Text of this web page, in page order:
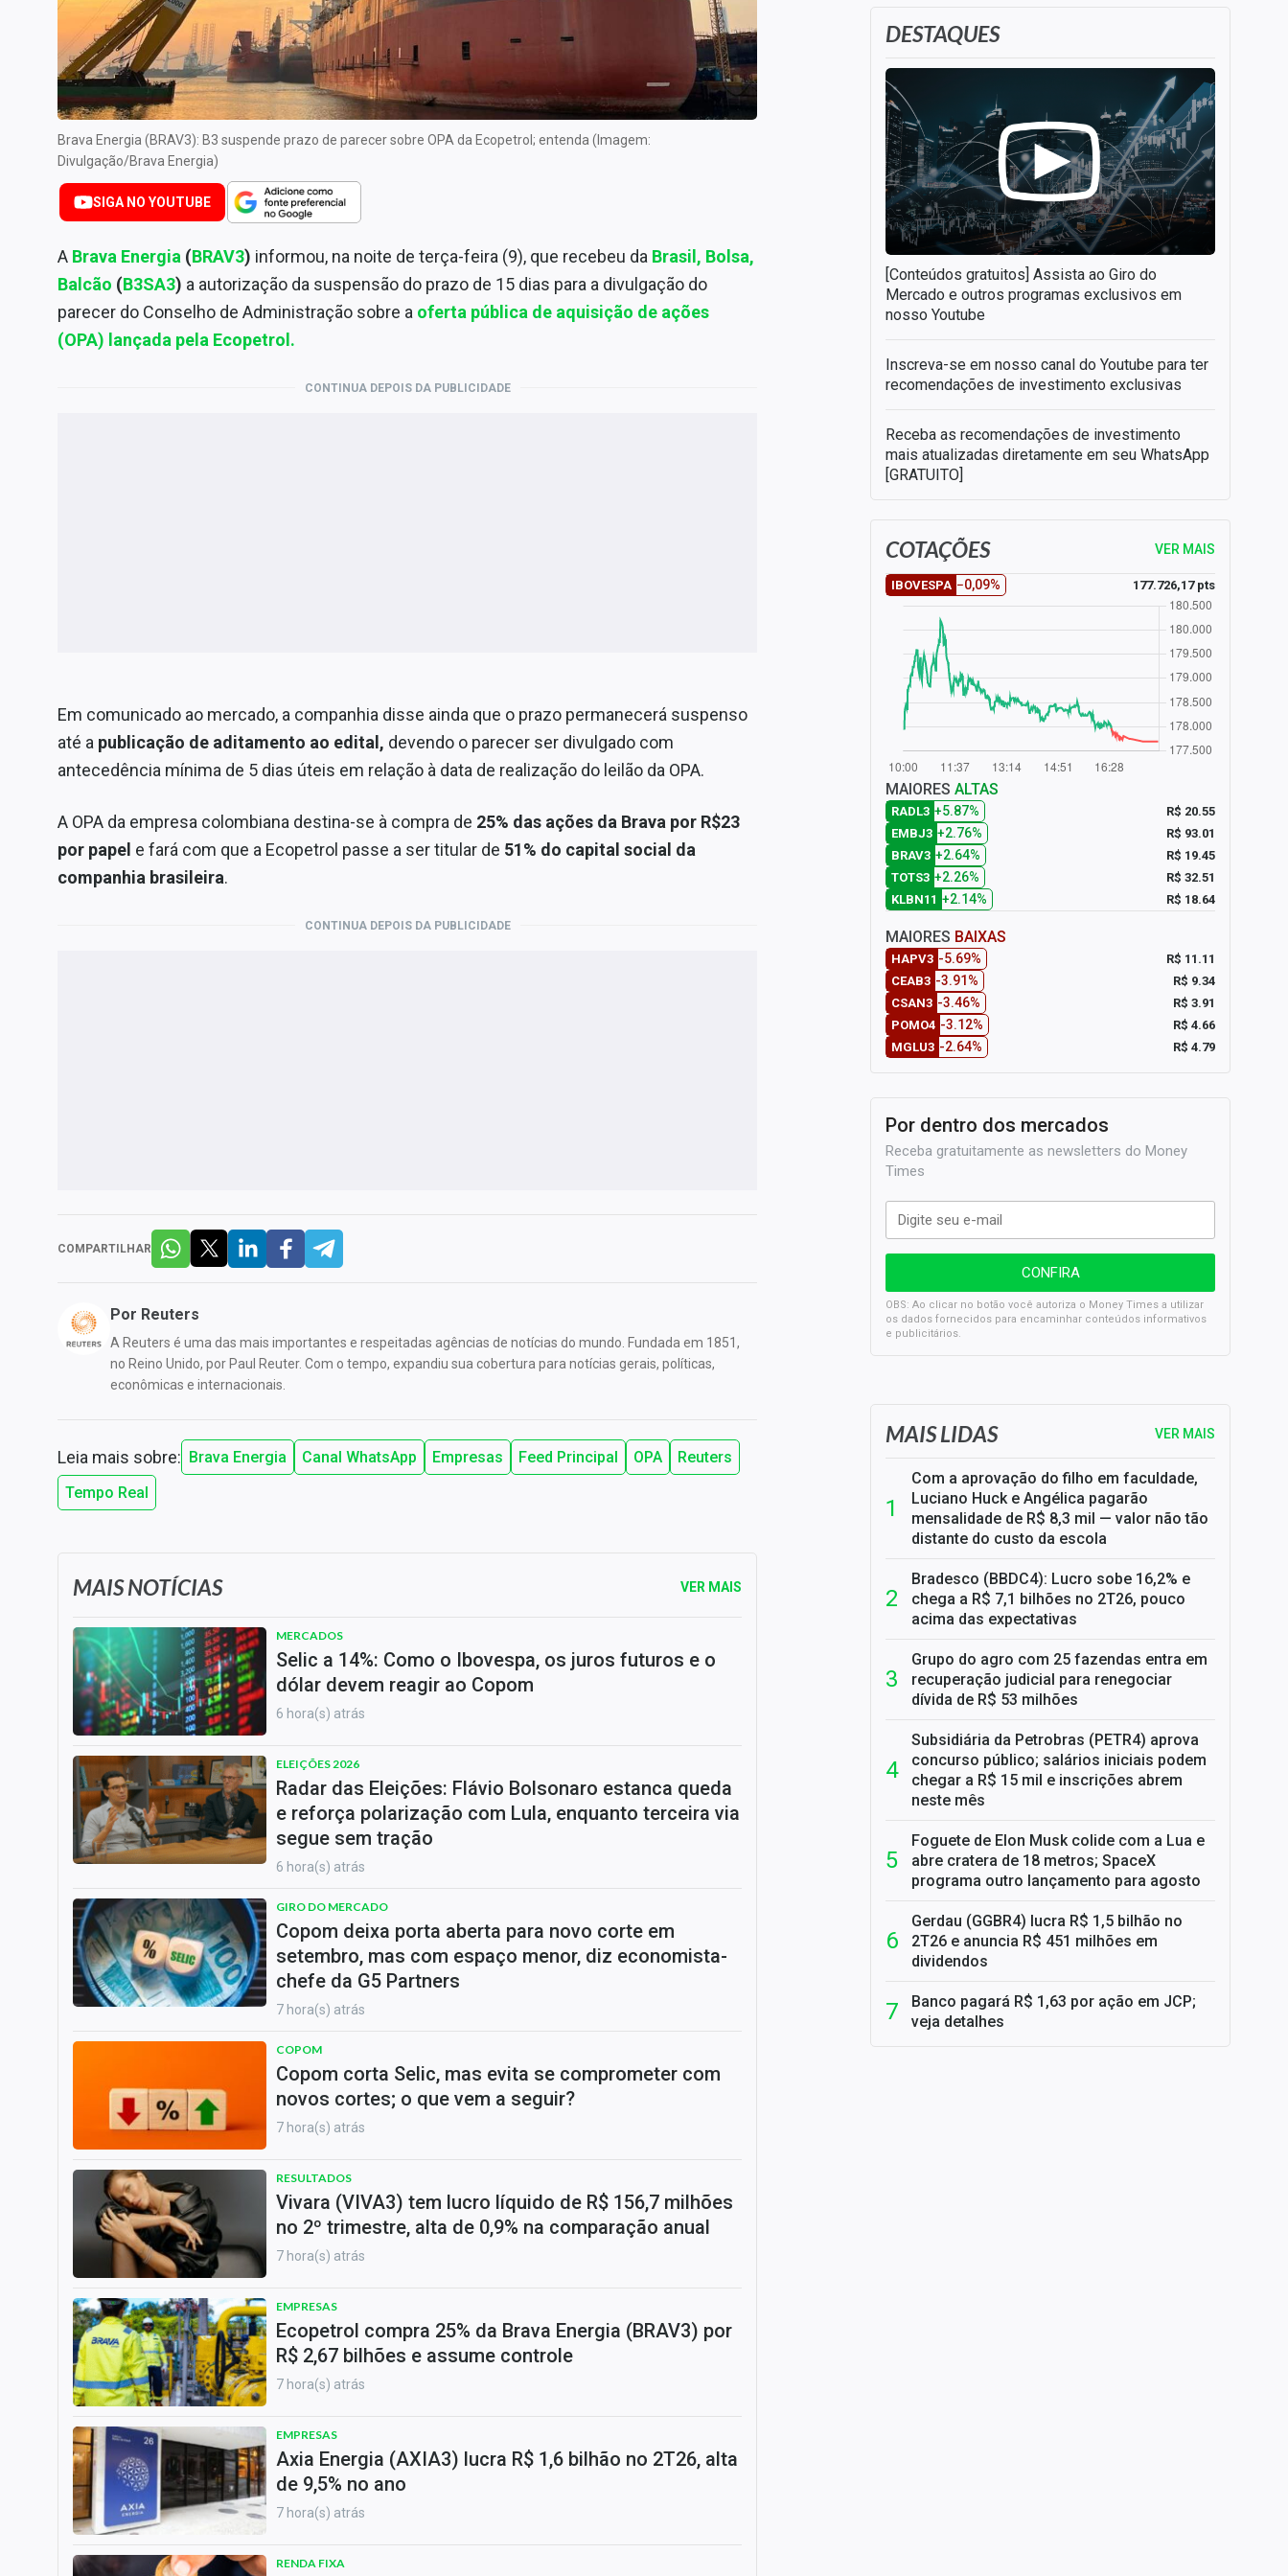
Especiais
Internacional
Marketing
Tecnologia
Conteúdo de Marca
Expediente
Brava Energia (BRAV3): B3 suspende prazo de parecer sobre OPA da Ecopetrol; entenda (Imagem:
Divulgação/Brava Energia)
SIGA NO YOUTUBE
A Brava Energia (BRAV3) informou, na noite de terça-feira (9), que recebeu da Brasil, Bolsa,
Balcão (B3SA3) a autorização da suspensão do prazo de 15 dias para a divulgação do
parecer do Conselho de Administração sobre a oferta pública de aquisição de ações
(OPA) lançada pela Ecopetrol.
CONTINUA DEPOIS DA PUBLICIDADE
Em comunicado ao mercado, a companhia disse ainda que o prazo permanecerá suspenso
até a publicação de aditamento ao edital, devendo o parecer ser divulgado com
antecedência mínima de 5 dias úteis em relação à data de realização do leilão da OPA.
A OPA da empresa colombiana destina-se à compra de 25% das ações da Brava por R$23
por papel e fará com que a Ecopetrol passe a ser titular de 51% do capital social da
companhia brasileira.
CONTINUA DEPOIS DA PUBLICIDADE
COMPARTILHAR
Por Reuters
A Reuters é uma das mais importantes e respeitadas agências de notícias do mundo. Fundada em 1851,
no Reino Unido, por Paul Reuter. Com o tempo, expandiu sua cobertura para notícias gerais, políticas,
econômicas e internacionais.
Leia mais sobre: Brava Energia Canal WhatsApp Empresas Feed Principal OPA
Reuters
Tempo Real
DESTAQUES
[Conteúdos gratuitos] Assista ao Giro do
Mercado e outros programas exclusivos em
nosso Youtube
Inscreva-se em nosso canal do Youtube para ter
recomendações de investimento exclusivas
Receba as recomendações de investimento
mais atualizadas diretamente em seu WhatsApp
[GRATUITO]
COTAÇÕES VER MAIS
IBOVESPA −0,09% 177.726,17 pts
MAIORES ALTAS
RADL3 +5.87%
R$ 20.55
EMBJ3 +2.76%
R$ 93.01
BRAV3 +2.64%
R$ 19.45
TOTS3 +2.26%
R$ 32.51
KLBN11 +2.14% R$ 18.64
MAIORES BAIXAS
HAPV3 -5.69%
R$ 11.11
CEAB3 -3.91%
R$ 9.34
CSAN3 -3.46%
R$ 3.91
POMO4 -3.12%
R$ 4.66
MGLU3 -2.64% R$ 4.79
Por dentro dos mercados
Receba gratuitamente as newsletters do Money
Times
OBS: Ao clicar no botão você autoriza o Money Times a utilizar
os dados fornecidos para encaminhar conteúdos informativos
e publicitários.
SELIC em 14%: A repercussão da decisão sobre os JUROS
MAIS LIDAS VER MAIS
Com a aprovação do filho em faculdade,
Luciano Huck e Angélica pagarão
mensalidade de R$ 8,3 mil — valor não tão
distante do custo da escola
Bradesco (BBDC4): Lucro sobe 16,2% e
chega a R$ 7,1 bilhões no 2T26, pouco
acima das expectativas
Grupo do agro com 25 fazendas entra em
recuperação judicial para renegociar
dívida de R$ 53 milhões
Subsidiária da Petrobras (PETR4) aprova
concurso público; salários iniciais podem
chegar a R$ 15 mil e inscrições abrem
neste mês
Foguete de Elon Musk colide com a Lua e
abre cratera de 18 metros; SpaceX
programa outro lançamento para agosto
Gerdau (GGBR4) lucra R$ 1,5 bilhão no
2T26 e anuncia R$ 451 milhões em
dividendos
Banco pagará R$ 1,63 por ação em JCP;
veja detalhes
MAIS NOTÍCIAS VER MAIS
MERCADOS
Selic a 14%: Como o Ibovespa, os juros futuros e o
dólar devem reagir ao Copom
6 hora(s) atrás
ELEIÇÕES 2026
Radar das Eleições: Flávio Bolsonaro estanca queda
e reforça polarização com Lula, enquanto terceira via
segue sem tração
6 hora(s) atrás
GIRO DO MERCADO
Copom deixa porta aberta para novo corte em
setembro, mas com espaço menor, diz economista-
chefe da G5 Partners
7 hora(s) atrás
COPOM
Copom corta Selic, mas evita se comprometer com
novos cortes; o que vem a seguir?
7 hora(s) atrás
RESULTADOS
Vivara (VIVA3) tem lucro líquido de R$ 156,7 milhões
no 2º trimestre, alta de 0,9% na comparação anual
7 hora(s) atrás
EMPRESAS
Ecopetrol compra 25% da Brava Energia (BRAV3) por
R$ 2,67 bilhões e assume controle
7 hora(s) atrás
EMPRESAS
Axia Energia (AXIA3) lucra R$ 1,6 bilhão no 2T26, alta
de 9,5% no ano
7 hora(s) atrás
RENDA FIXA